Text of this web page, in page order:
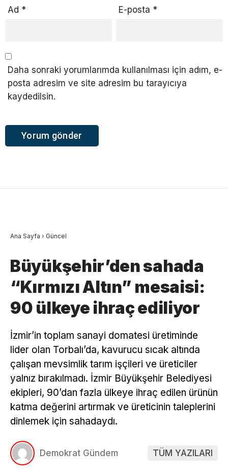
Ad * E-posta *
Daha sonraki yorumlarımda kullanılması için adım, e-
posta adresim ve site adresim bu tarayıcıya
kaydedilsin.
Ana Sayfa › Güncel
Büyükşehir’den sahada
“Kırmızı Altın” mesaisi:
90 ülkeye ihraç ediliyor
İzmir’in toplam sanayi domatesi üretiminde
lider olan Torbalı’da, kavurucu sıcak altında
çalışan mevsimlik tarım işçileri ve üreticiler
yalnız bırakılmadı. İzmir Büyükşehir Belediyesi
ekipleri, 90’dan fazla ülkeye ihraç edilen ürünün
katma değerini artırmak ve üreticinin taleplerini
dinlemek için sahadaydı.
Demokrat Gündem TÜM YAZILARI